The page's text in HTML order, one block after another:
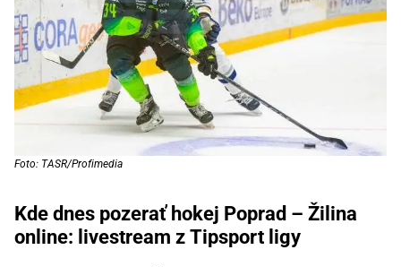
Foto: TASR/Profimedia
Kde dnes pozerať hokej Poprad – Žilina
online: livestream z Tipsport ligy